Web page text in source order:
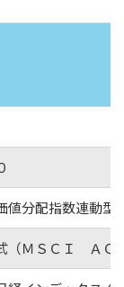
分配指数連動型
（ＭＳＣＩ ＡＣ